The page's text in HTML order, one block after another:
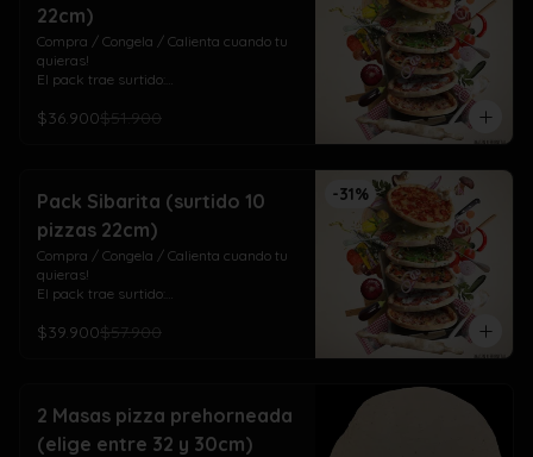
22cm)
Compra / Congela / Calienta cuando tu
quieras!
El pack trae surtido:
tocino)
$36.900$51.900
-31%
Pack Sibarita (surtido 10
pizzas 22cm)
Compra / Congela / Calienta cuando tu
quieras!
El pack trae surtido:
dulce)
$39.900$57.900
2 Masas pizza prehorneada
(elige entre 32 y 30cm)